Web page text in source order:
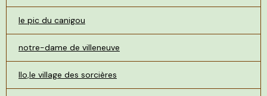
le pic du canigou
notre-dame de villeneuve
llo,le village des sorcières